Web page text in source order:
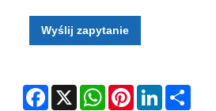
Wyślij zapytanie
Facebook
X WhatsAppPinterestLinkedIn